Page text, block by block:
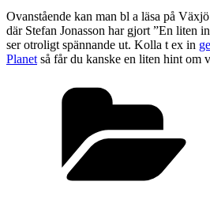
Ovanstående kan man bl a läsa på
där Stefan Jonasson har gjort ”En liten
ser otroligt spännande ut. Kolla t ex in
Planet så får du kanske en liten hint om